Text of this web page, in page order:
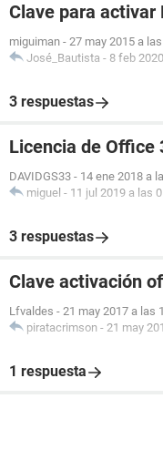
Clave para
miguiman - 27 may 2015 a
José_Bautista - 8 feb
3 respuestas
Licencia de Office
DAVIDGS33 - 14 ene 2018 a
miguel - 11 jul 2019 a las
3 respuestas
Clave activación
Lfvaldes - 21 may 2017 a las
piratacrimson - 21 may
1 respuesta